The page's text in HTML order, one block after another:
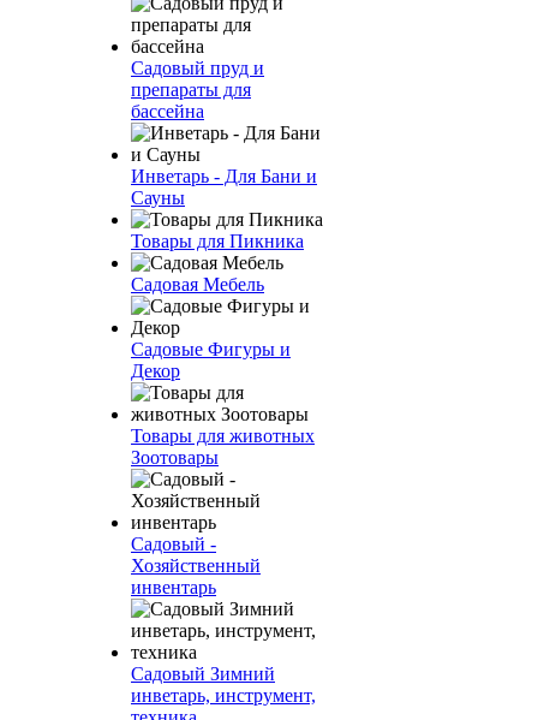
Садовый пруд и
препараты для
бассейна
Инветарь - Для Бани и
Сауны
Товары для Пикника
Садовая Мебель
Садовые Фигуры и
Декор
Товары для животных
Зоотовары
Садовый -
Хозяйственный
инвентарь
Садовый Зимний
инветарь, инструмент,